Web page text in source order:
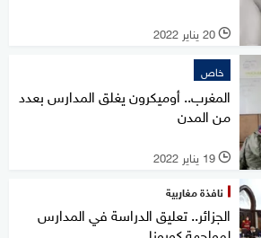
l 20 يناير 2022
خاص
المغرب.. أوميكرون يغلق المدارس بعدد
من المدن
l 19 يناير 2022
نافذة مغاربية
الجزائر.. تعليق الدراسة في المدارس